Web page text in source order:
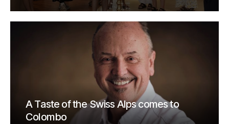
A Taste of the Swiss Alps comes to
Colombo